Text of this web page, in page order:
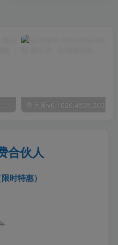
合伙人
时特惠）